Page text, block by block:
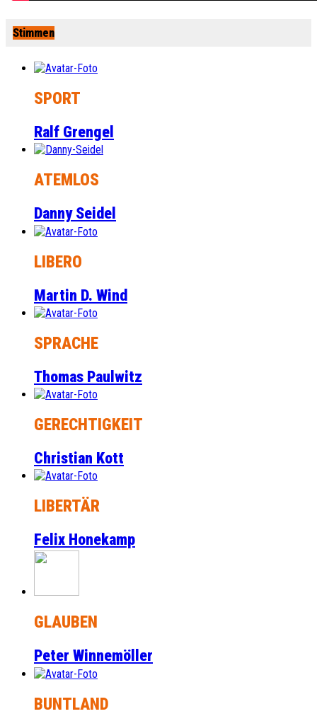
Stimmen
SPORT
Ralf Grengel
ATEMLOS
Danny Seidel
LIBERO
Martin D. Wind
SPRACHE
Thomas Paulwitz
GERECHTIGKEIT
Christian Kott
LIBERTÄR
Felix Honekamp
GLAUBEN
Peter Winnemöller
BUNTLAND